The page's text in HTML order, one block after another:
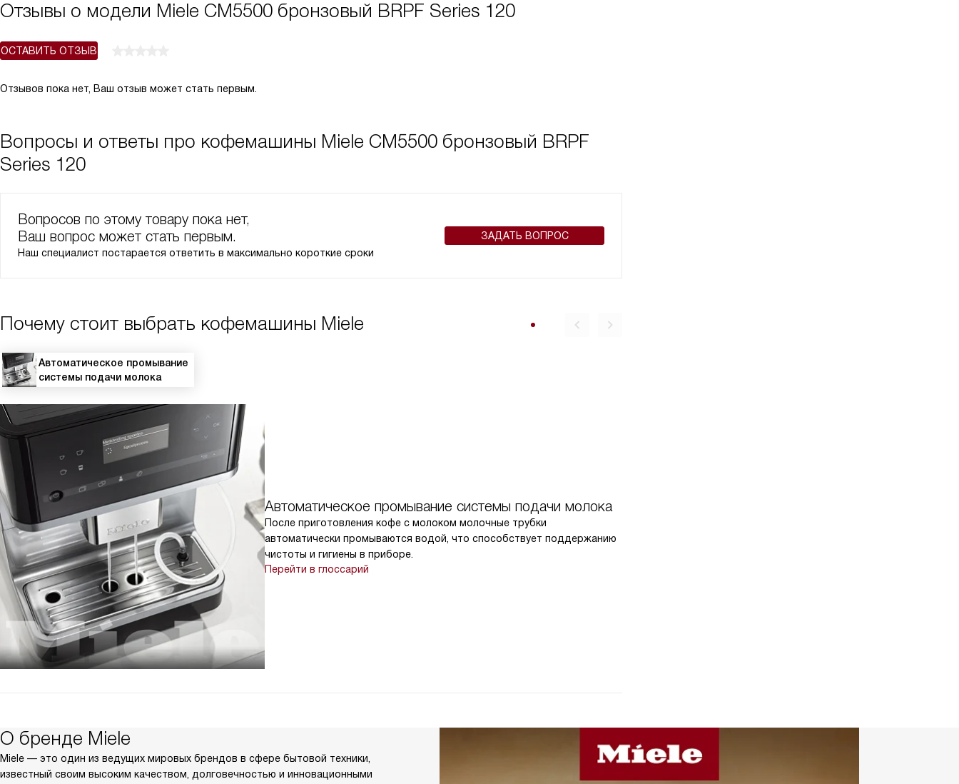
Отзывы о модели Miele CM5500 бронзовый BRPF Series 120
ОСТАВИТЬ ОТЗЫВ
Отзывов пока нет, Ваш отзыв может стать первым.
Вопросы и ответы про кофемашины Miele CM5500 бронзовый BRPF
Series 120
Вопросов по этому товару пока нет,
Ваш вопрос может стать первым.
Наш специалист постарается ответить в максимально короткие сроки
ЗАДАТЬ ВОПРОС
Почему стоит выбрать кофемашины Miele
Автоматическое промывание
системы подачи молока
Автоматическое промывание системы подачи молока
После приготовления кофе с молоком молочные трубки
автоматически промываются водой, что способствует поддержанию
чистоты и гигиены в приборе.
Перейти в глоссарий
О бренде Miele
Miele — это один из ведущих мировых брендов в сфере бытовой техники,
известный своим высоким качеством, долговечностью и инновационными